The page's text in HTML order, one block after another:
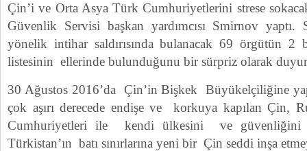
Çin’i ve Orta Asya Türk Cumhuriyetlerini strese
Güvenlik Servisi başkan yardımcısı Smirnov
yönelik intihar saldırısında bulanacak 69 örgütün 2
listesinin ellerinde bulunduğunu bir sürpriz olarak
30 Ağustos 2016’da Çin’in Bişkek Büyükelçiliğine
çok aşırı derecede endişe ve korkuya kapılan Çin,
Cumhuriyetleri ile kendi ülkesini ve
Türkistan’ın batı sınırlarına yeni bir Çin seddi inşa